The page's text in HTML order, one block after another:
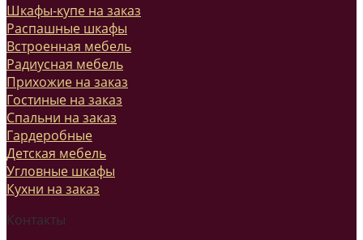
Шкафы-купе на заказ
Распашные шкафы
Встроенная мебель
Радиусная мебель
Прихожие на заказ
Гостиные на заказ
Спальни на заказ
Гардеробные
Детская мебель
Угловные шкафы
Кухни на заказ
Контакты